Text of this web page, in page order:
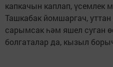
капкачын каплап, үсемлек
Ташкабак йомшаргач, уттан
сарымсак һәм яшел суган
болгаталар да, кызыл